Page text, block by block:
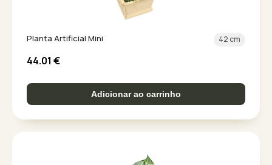
Planta Artificial Mini 42 cm
44.01 €
Adicionar ao carrinho